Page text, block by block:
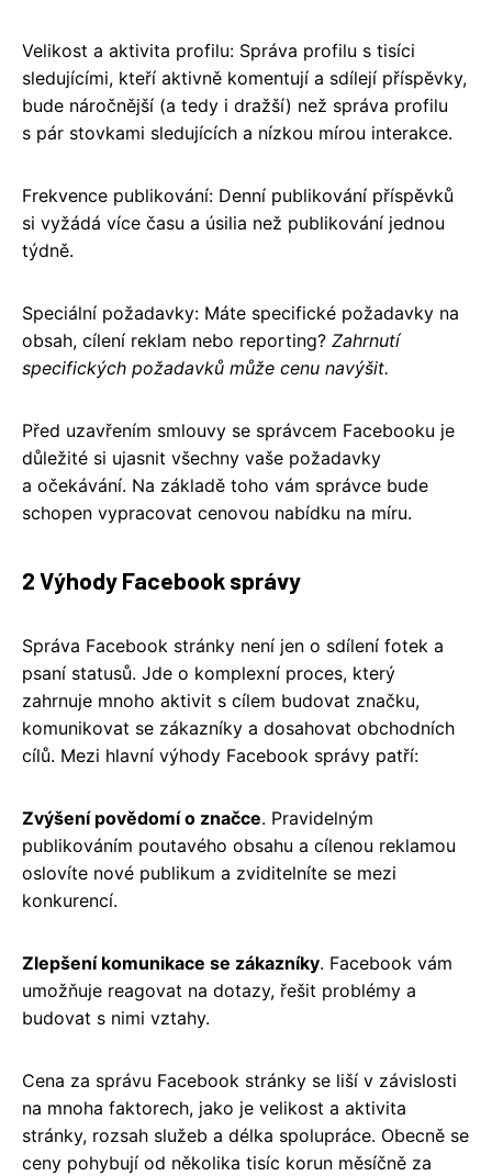
Velikost a aktivita profilu: Správa profilu s tisíci
sledujícími, kteří aktivně komentují a sdílejí příspěvky,
bude náročnější (a tedy i dražší) než správa profilu
s pár stovkami sledujících a nízkou mírou interakce.
Frekvence publikování: Denní publikování příspěvků
si vyžádá více času a úsilia než publikování jednou
týdně.
Speciální požadavky: Máte specifické požadavky na
obsah, cílení reklam nebo reporting? Zahrnutí
specifických požadavků může cenu navýšit.
Před uzavřením smlouvy se správcem Facebooku je
důležité si ujasnit všechny vaše požadavky
a očekávání. Na základě toho vám správce bude
schopen vypracovat cenovou nabídku na míru.
2 Výhody Facebook správy
Správa Facebook stránky není jen o sdílení fotek a
psaní statusů. Jde o komplexní proces, který
zahrnuje mnoho aktivit s cílem budovat značku,
komunikovat se zákazníky a dosahovat obchodních
cílů. Mezi hlavní výhody Facebook správy patří:
Zvýšení povědomí o značce. Pravidelným
publikováním poutavého obsahu a cílenou reklamou
oslovíte nové publikum a zviditelníte se mezi
konkurencí.
Zlepšení komunikace se zákazníky. Facebook vám
umožňuje reagovat na dotazy, řešit problémy a
budovat s nimi vztahy.
Cena za správu Facebook stránky se liší v závislosti
na mnoha faktorech, jako je velikost a aktivita
stránky, rozsah služeb a délka spolupráce. Obecně se
ceny pohybují od několika tisíc korun měsíčně za